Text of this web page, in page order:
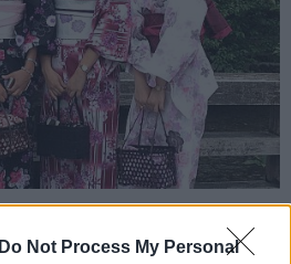
Do Not Process My Personal